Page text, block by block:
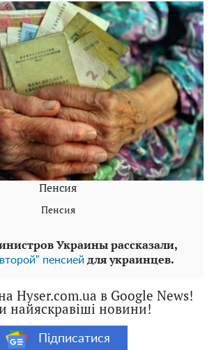
Пенсия
Пенсия
Украины рассказали,
пенсией для украинцев.
Hyser.com.ua в Google News!
найяскравіші новини!
Підписатися